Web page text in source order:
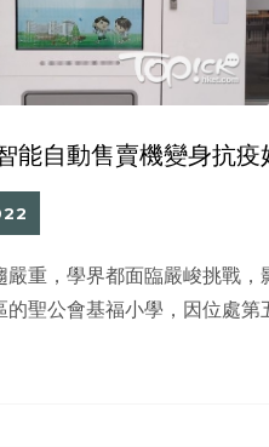
能自動售賣機變身抗
重，學界都面臨嚴峻挑戰
聖公會基福小學，因位處